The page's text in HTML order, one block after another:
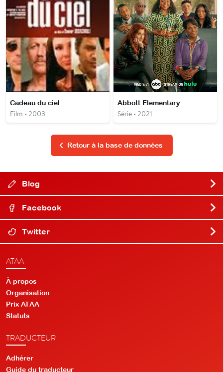
Cadeau du ciel
Film • 2003
Abbott Elementary
Série • 2021
Retour à la base de données
Blog
Facebook
Twitter
ATAA
À propos
Organisation
Prix ATAA
Statuts
TRADUCTEUR
Adhérer
Guide du traducteur